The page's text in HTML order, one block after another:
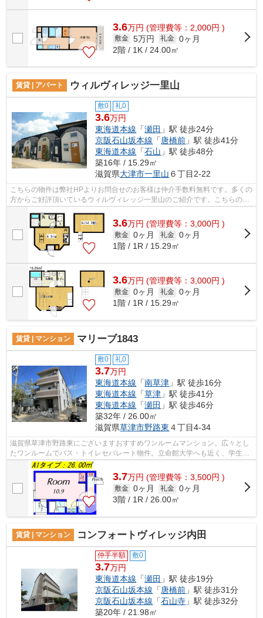
3.6万円 (管理費等：2,000円 )
敷金 5万円 礼金 0ヶ月
2階 / 1K / 24.00㎡
賃貸 | アパート ウィルヴィレッジ一里山
敷0 礼0
3.6万円
東海道本線 「瀬田 」駅 徒歩24分
京阪石山坂本線 「 唐橋前 」駅 徒歩41分
東海道本線 「石山 」駅 徒歩48分
築16年 / 15.29㎡
滋賀県大津市一里山 ６丁目2-22
こちらの物件は弊社HPよりお問合せのお客様は仲介手数料無料です。多くの
方からご好評頂いているウィルヴィレッジ一里山のご紹介です。こちらの物
件はアパートです。駅から近い物件を...
3.6万円 (管理費等：3,000円 )
敷金 0ヶ月 礼金 0ヶ月
1階 / 1R / 15.29㎡
3.6万円 (管理費等：3,000円 )
敷金 0ヶ月 礼金 0ヶ月
1階 / 1R / 15.29㎡
賃貸 | マンション マリーブ1843
敷0 礼0
3.7万円
東海道本線 「南草津 」駅 徒歩16分
東海道本線 「草津 」駅 徒歩41分
東海道本線 「瀬田 」駅 徒歩46分
築32年 / 26.00㎡
滋賀県草津市野路東 ４丁目4-34
滋賀県草津市野路東にございますおすすめワンルームマンション。広々とし
たワンルームでバス・トイレセパレート物件。立命館大学へも近く、学生様
にはピッタリですね。近くにはコンビ...
3.7万円 (管理費等：3,500円 )
敷金 0ヶ月 礼金 0ヶ月
3階 / 1R / 26.00㎡
賃貸 | マンション コンフォートヴィレッジ内田
仲手半額 敷0
3.7万円
東海道本線 「瀬田 」駅 徒歩19分
京阪石山坂本線 「唐橋前 」駅 徒歩31分
京阪石山坂本線 「石山寺 」駅 徒歩32分
築20年 / 21.98㎡